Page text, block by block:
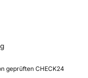
geprüften CHECK24